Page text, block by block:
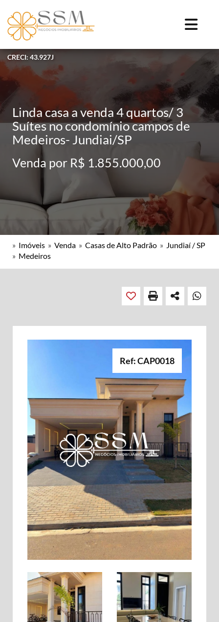
CRECI: 43.927J
Linda casa a venda 4 quartos/ 3
Suítes no condomínio campos de
Medeiros- Jundiai/SP
Venda por R$ 1.855.000,00
» Imóveis » Venda » Casas de Alto Padrão » Jundiaí / SP
» Medeiros
Ref: CAP0018